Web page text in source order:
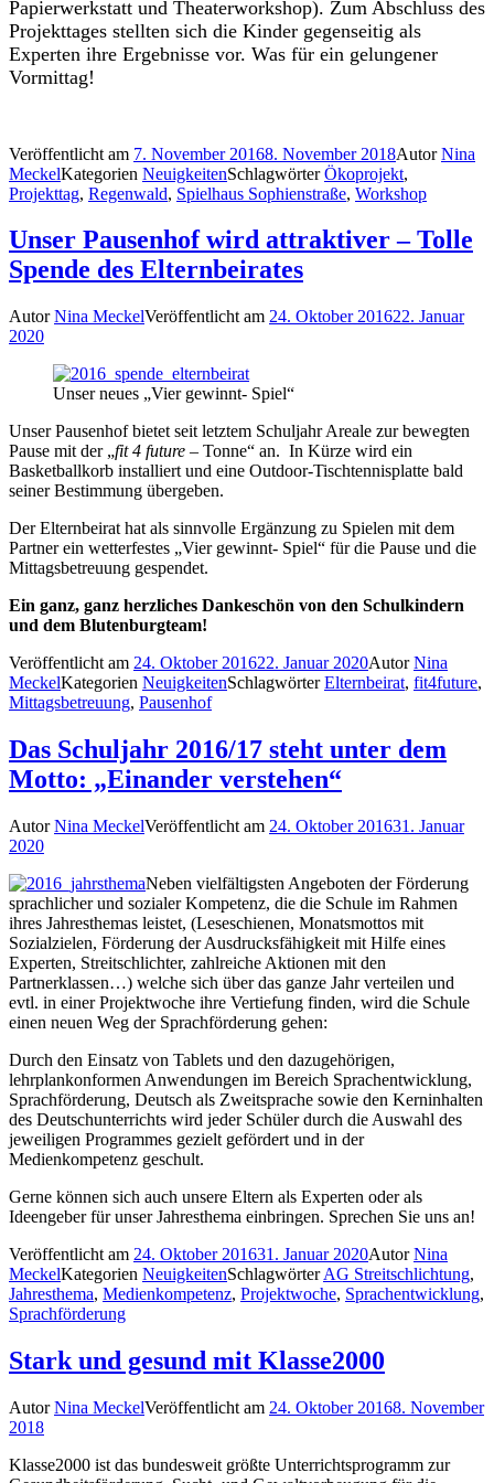
Papierwerkstatt und Theaterworkshop). Zum Abschluss des
Projekttages stellten sich die Kinder gegenseitig als
Experten ihre Ergebnisse vor. Was für ein gelungener
Vormittag!
Veröffentlicht am 7. November 20168. November 2018AutorNina
MeckelKategorien NeuigkeitenSchlagwörterÖkoprojekt,
Projekttag, Regenwald, Spielhaus Sophienstraße, Workshop
Unser Pausenhof wird attraktiver – Tolle
Spende des Elternbeirates
AutorNina MeckelVeröffentlicht am 24. Oktober 201622. Januar
2020
Unser neues „Vier gewinnt- Spiel“
Unser Pausenhof bietet seit letztem Schuljahr Areale zur bewegten
Pause mit der „fit 4 future – Tonne“ an. In Kürze wird ein
Basketballkorb installiert und eine Outdoor-Tischtennisplatte bald
seiner Bestimmung übergeben.
Der Elternbeirat hat als sinnvolle Ergänzung zu Spielen mit dem
Partner ein wetterfestes „Vier gewinnt- Spiel“ für die Pause und die
Mittagsbetreuung gespendet.
Ein ganz, ganz herzliches Dankeschön von den Schulkindern
und dem Blutenburgteam!
Veröffentlicht am 24. Oktober 201622. Januar 2020AutorNina
MeckelKategorien NeuigkeitenSchlagwörterElternbeirat, fit4future,
Mittagsbetreuung, Pausenhof
Das Schuljahr 2016/17 steht unter dem
Motto: „Einander verstehen“
AutorNina MeckelVeröffentlicht am 24. Oktober 201631. Januar
2020
Neben vielfältigsten Angeboten der Förderung
sprachlicher und sozialer Kompetenz, die die Schule im Rahmen
ihres Jahresthemas leistet, (Leseschienen, Monatsmottos mit
Sozialzielen, Förderung der Ausdrucksfähigkeit mit Hilfe eines
Experten, Streitschlichter, zahlreiche Aktionen mit den
Partnerklassen…) welche sich über das ganze Jahr verteilen und
evtl. in einer Projektwoche ihre Vertiefung finden, wird die Schule
einen neuen Weg der Sprachförderung gehen:
Durch den Einsatz von Tablets und den dazugehörigen,
lehrplankonformen Anwendungen im Bereich Sprachentwicklung,
Sprachförderung, Deutsch als Zweitsprache sowie den Kerninhalten
des Deutschunterrichts wird jeder Schüler durch die Auswahl des
jeweiligen Programmes gezielt gefördert und in der
Medienkompetenz geschult.
Gerne können sich auch unsere Eltern als Experten oder als
Ideengeber für unser Jahresthema einbringen. Sprechen Sie uns an!
Veröffentlicht am 24. Oktober 201631. Januar 2020AutorNina
MeckelKategorien NeuigkeitenSchlagwörterAG Streitschlichtung,
Jahresthema, Medienkompetenz, Projektwoche, Sprachentwicklung,
Sprachförderung
Stark und gesund mit Klasse2000
AutorNina MeckelVeröffentlicht am 24. Oktober 20168. November
2018
Klasse2000 ist das bundesweit größte Unterrichtsprogramm zur